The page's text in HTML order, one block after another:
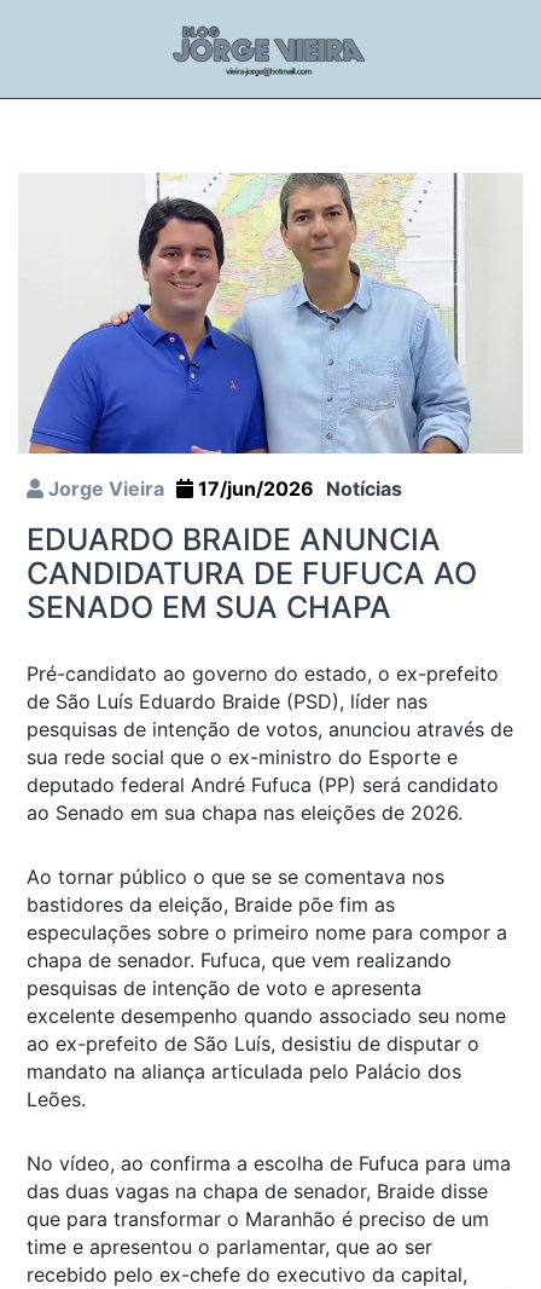
Jorge Vieira 17/jun/2026 Notícias
EDUARDO BRAIDE ANUNCIA
CANDIDATURA DE FUFUCA AO
SENADO EM SUA CHAPA
Pré-candidato ao governo do estado, o ex-prefeito
de São Luís Eduardo Braide (PSD), líder nas
pesquisas de intenção de votos, anunciou através de
sua rede social que o ex-ministro do Esporte e
deputado federal André Fufuca (PP) será candidato
ao Senado em sua chapa nas eleições de 2026.
Ao tornar público o que se se comentava nos
bastidores da eleição, Braide põe fim as
especulações sobre o primeiro nome para compor a
chapa de senador. Fufuca, que vem realizando
pesquisas de intenção de voto e apresenta
excelente desempenho quando associado seu nome
ao ex-prefeito de São Luís, desistiu de disputar o
mandato na aliança articulada pelo Palácio dos
Leões.
No vídeo, ao confirma a escolha de Fufuca para uma
das duas vagas na chapa de senador, Braide disse
que para transformar o Maranhão é preciso de um
time e apresentou o parlamentar, que ao ser
recebido pelo ex-chefe do executivo da capital,